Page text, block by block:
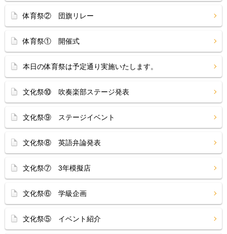
体育祭② 団旗リレー
体育祭① 開催式
本日の体育祭は予定通り実施いたします。
文化祭⑩ 吹奏楽部ステージ発表
文化祭⑨ ステージイベント
文化祭⑧ 英語弁論発表
文化祭⑦ 3年模擬店
文化祭⑥ 学級企画
文化祭⑤ イベント紹介